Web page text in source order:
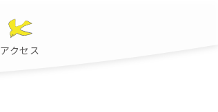
アクセス